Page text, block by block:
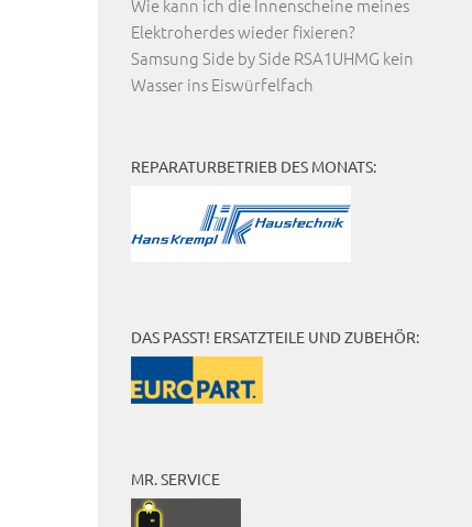
Elektroherdes wieder fixieren?
Samsung Side by Side RSA1UHMG kein
Wasser ins Eiswürfelfach
REPARATURBETRIEB DES MONATS:
DAS PASST! ERSATZTEILE UND ZUBEHÖR:
MR. SERVICE